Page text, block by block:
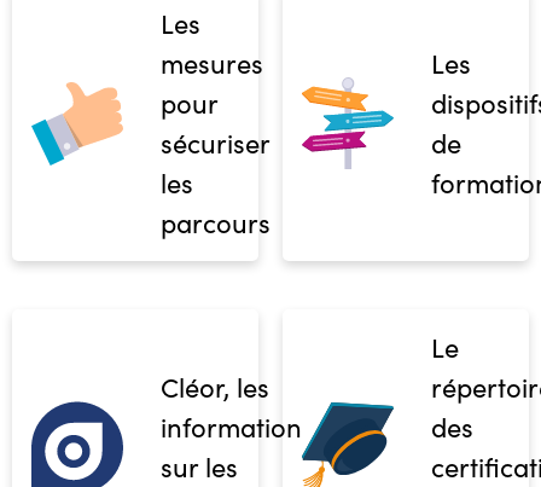
Les
mesures
pour
sécuriser
les
parcours
Les
de
Cléor, les
informations
sur les
Le
des